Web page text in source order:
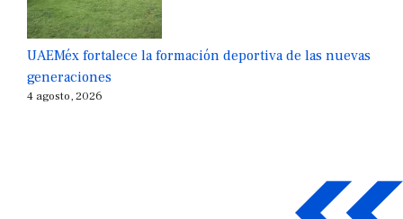
UAEMéx fortalece la formación deportiva de las nuevas
generaciones
4 agosto, 2026